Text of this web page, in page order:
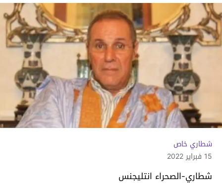
شطاري خاص
15 فبراير 2022
شطاري-الصحراء انتليجنس